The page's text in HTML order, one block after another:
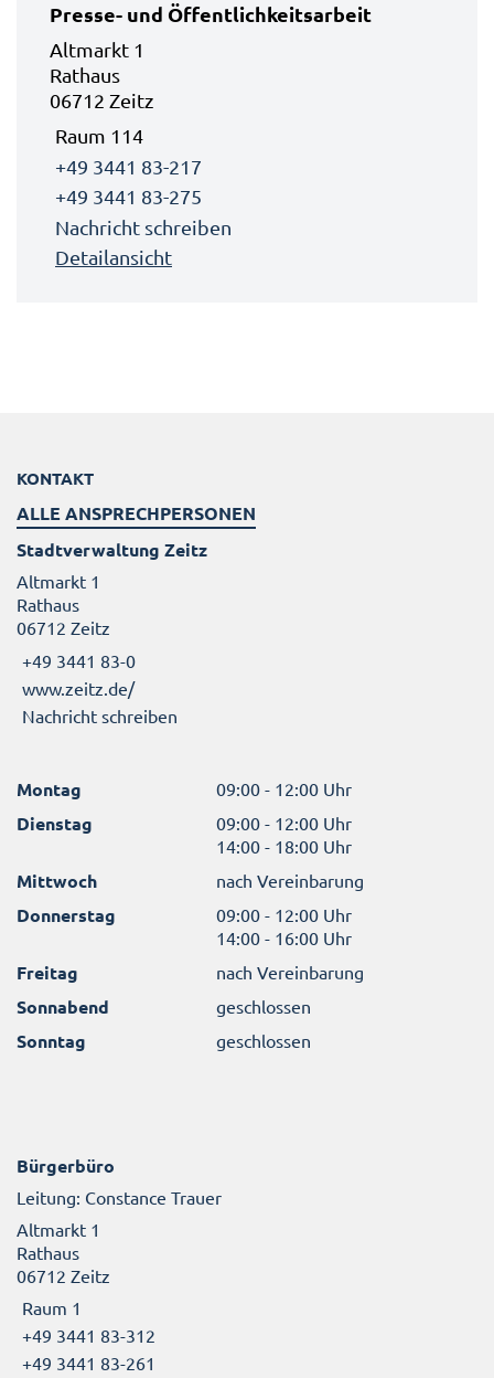
Presse- und Öffentlichkeitsarbeit
Altmarkt 1
Rathaus
06712 Zeitz
Raum 114
+49 3441 83-217
+49 3441 83-275
Nachricht schreiben
Detailansicht
KONTAKT
ALLE ANSPRECHPERSONEN
Stadtverwaltung Zeitz
Altmarkt 1
Rathaus
06712 Zeitz
+49 3441 83-0
www.zeitz.de/
Nachricht schreiben
Montag 09:00 - 12:00 Uhr
Dienstag
09:00 - 12:00 Uhr
14:00 - 18:00 Uhr
Mittwoch nach Vereinbarung
Donnerstag
09:00 - 12:00 Uhr
14:00 - 16:00 Uhr
Freitag nach Vereinbarung
Sonnabend geschlossen
Sonntag geschlossen
Bürgerbüro
Leitung: Constance Trauer
Altmarkt 1
Rathaus
06712 Zeitz
Raum 1
+49 3441 83-312
+49 3441 83-261